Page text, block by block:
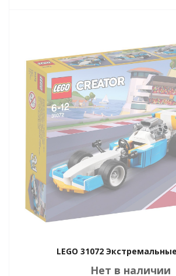
LEGO 31072
Нет в наличии